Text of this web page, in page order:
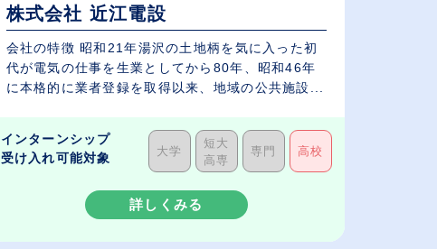
株式会社 近江電設
会社の特徴 昭和21年湯沢の土地柄を気に入った初
代が電気の仕事を生業としてから80年、昭和46年
に本格的に業者登録を取得以来、地域の公共施設...
インターンシップ
受け入れ可能対象
大学
短大
高専
専門 高校
詳しくみる